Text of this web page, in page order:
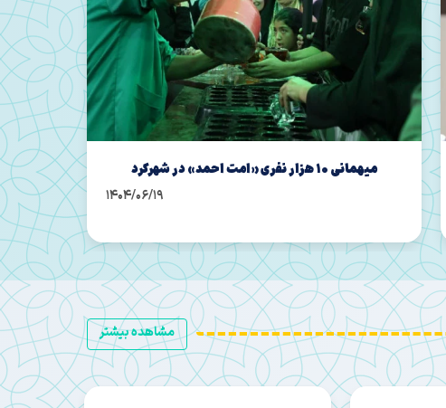
تجلیل از فعالان و خدمتگزاران محافل حسینی در
مشاهده بیشتر